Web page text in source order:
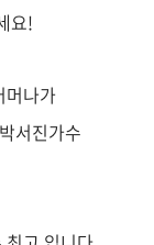
요!
머나가
서진가수